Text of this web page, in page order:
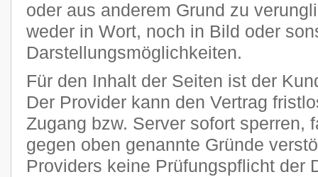
oder aus anderem Grund zu
weder in Wort, noch in Bild oder
Darstellungsmöglichkeiten.
Für den Inhalt der Seiten ist der
Der Provider kann den Vertrag
Zugang bzw. Server sofort sperren,
gegen oben genannte Gründe
Providers keine Prüfungspflicht der